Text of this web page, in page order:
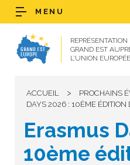
REPRÉSENTATION
GRAND EST
L’UNION
MENU
ACCUEIL > PROCHAINS
DAYS 2026 : 10ÈME ÉDITION
Erasmus
10ème